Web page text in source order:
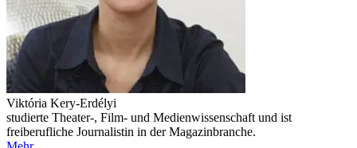
Viktória Kery-Erdélyi
studierte Theater-, Film- und Medienwissenschaft und ist
freiberufliche Journalistin in der Magazinbranche.